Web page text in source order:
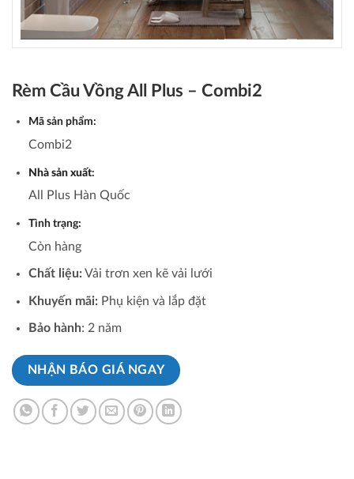
Rèm Cầu Vồng All Plus – Combi2
Mã sản phẩm:
Combi2
Nhà sản xuất:
All Plus Hàn Quốc
Tình trạng:
Còn hàng
Chất liệu:Vải trơn xen kẽ vải lưới
Khuyến mãi: Phụ kiện và lắp đặt
Bảo hành: 2 năm
NHẬN BÁO GIÁ NGAY